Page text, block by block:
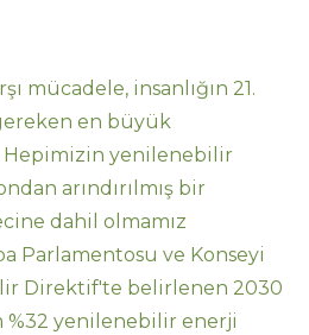
mücadele, insanlığın 21.
en büyük
yenilenebilir
arındırılmış bir
dahil olmamız
Parlamentosu ve Konseyi
Direktif'te belirlenen 2030
%32 yenilenebilir enerji